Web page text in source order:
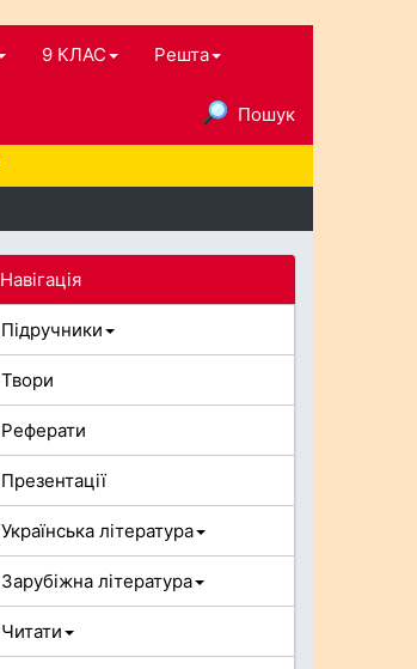
9 КЛАС Решта
Пошук
Навігація
Підручники
Твори
Реферати
Презентації
Українська література
Зарубіжна література
Читати